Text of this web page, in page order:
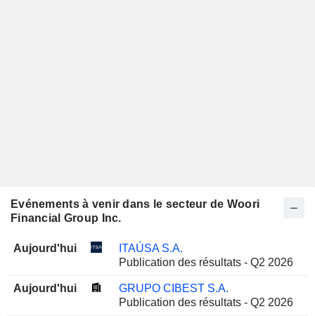
Evénements à venir dans le secteur de Woori
Financial Group Inc.
Aujourd'hui
ITAÚSA S.A.
Publication des résultats - Q2 2026
Aujourd'hui
GRUPO CIBEST S.A.
Publication des résultats - Q2 2026